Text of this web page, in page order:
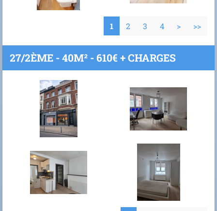
1 2 3 4 > >>
27/2ÈME - 40M² - 610€ + CHARGES